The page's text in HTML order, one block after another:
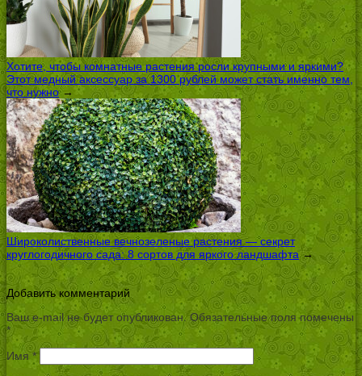
Хотите, чтобы комнатные растения росли крупными и яркими?
Этот медный аксессуар за 1300 рублей может стать именно тем,
что нужно→
Широколиственные вечнозеленые растения — секрет
круглогодичного сада: 8 сортов для яркого ландшафта→
Добавить комментарий
Ваш e-mail не будет опубликован.Обязательные поля помечены
*
Имя*